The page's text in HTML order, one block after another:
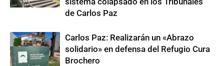
de Carlos Paz
Carlos Paz: Realizarán un «Abrazo
solidario» en defensa del Refugio Cura
Brochero